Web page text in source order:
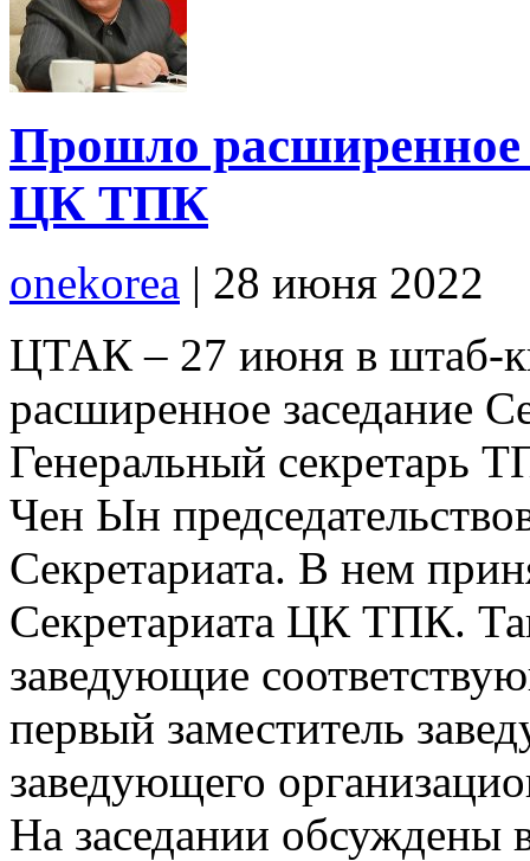
Прошло расширенное
ЦК ТПК
onekorea | 28 июня 2022
ЦТАК – 27 июня в штаб-
расширенное заседание
Генеральный секретарь
Чен Ын
Секретариата. В нем
Секретариата ЦК ТПК.
заведующие
первый заместитель
заведующего
На заседании